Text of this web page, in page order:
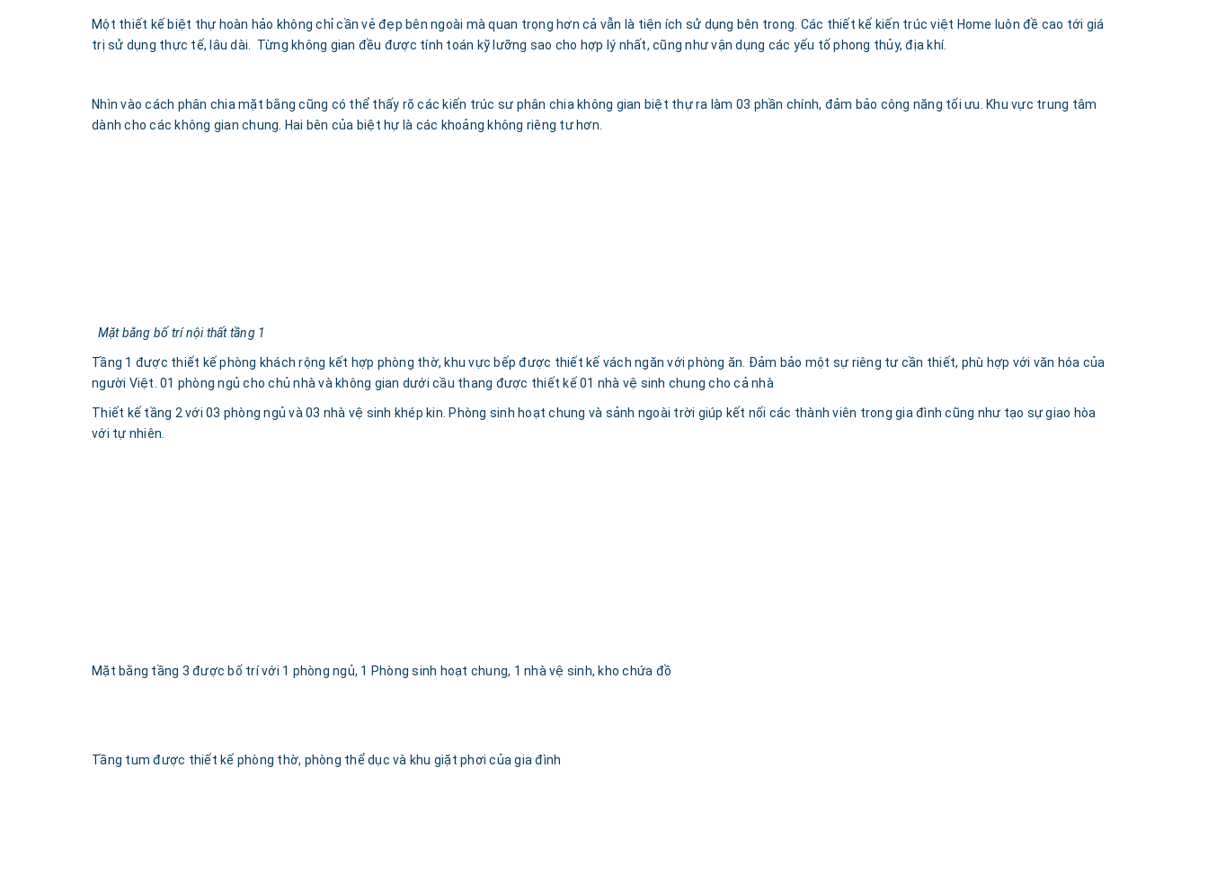
Một thiết kế biệt thự hoàn hảo không chỉ cần vẻ đẹp bên ngoài mà quan trọng hơn cả vẫn là tiện ích sử dụng bên trong. Các thiết kế kiến trúc việt Home luôn đề cao tới giá
trị sử dụng thực tế, lâu dài. Từng không gian đều được tính toán kỹ lưỡng sao cho hợp lý nhất, cũng như vận dụng các yếu tố phong thủy, địa khí.
Nhìn vào cách phân chia mặt bằng cũng có thể thấy rõ các kiến trúc sư phân chia không gian biệt thự ra làm 03 phần chính, đảm bảo công năng tối ưu. Khu vực trung tâm
dành cho các không gian chung. Hai bên của biệt hự là các khoảng không riêng tư hơn.
Mặt bằng bố trí nội thất tầng 1
Tầng 1 được thiết kế phòng khách rộng kết hợp phòng thờ, khu vực bếp được thiết kế vách ngăn với phòng ăn. Đảm bảo một sự riêng tư cần thiết, phù hợp với văn hóa của
người Việt. 01 phòng ngủ cho chủ nhà và không gian dưới cầu thang được thiết kế 01 nhà vệ sinh chung cho cả nhà
Thiết kế tầng 2 với 03 phòng ngủ và 03 nhà vệ sinh khép kin. Phòng sinh hoạt chung và sảnh ngoài trời giúp kết nối các thành viên trong gia đình cũng như tạo sự giao hòa
với tự nhiên.
Mặt bằng tầng 3 được bố trí với 1 phòng ngủ, 1 Phòng sinh hoạt chung, 1 nhà vệ sinh, kho chứa đồ
Tầng tum được thiết kế phòng thờ, phòng thể dục và khu giặt phơi của gia đình